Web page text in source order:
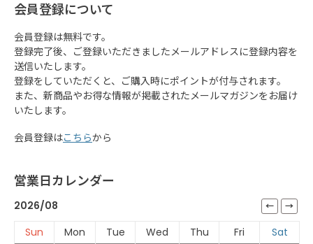
会員登録について
会員登録は無料です。
登録完了後、ご登録いただきましたメールアドレスに登録内容を
送信いたします。
登録をしていただくと、ご購入時にポイントが付与されます。
また、新商品やお得な情報が掲載されたメールマガジンをお届け
いたします。
会員登録はこちらから
営業日カレンダー
2026/08
Sun
Mon Tue Wed Thu Fri Sat